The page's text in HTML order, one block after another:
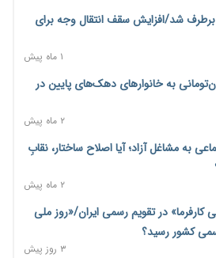
از تبریک برای پاسداشت حقیقت و
صفر برگزار شد
نباشند؛ خرید دینار در بانک‌ها و
۲ روز پیش
جنگ کریدورها وارد فاز جدید شد؛ سرمایه‌گذاری ۳۴۵ میلیارد دلاری
۲ روز پیش
۴ بانک برطرف شد/افزایش سقف انتقال وجه برای
۱ ماه پیش
۳۰ میلیون‌تومانی به خانوارهای دهک‌های پایین در
۲ ماه پیش
به مشاغل آزاد؛ آیا اصلاح ساختار، نقابِ
۲ ماه پیش
کارفرما» در تقویم رسمی ایران/«روز ملی
کشور رسید؟
۳ روز پیش